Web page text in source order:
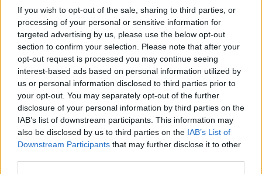
If you wish to opt-out of the sale, sharing to third parties, or
processing of your personal or sensitive information for
targeted advertising by us, please use the below opt-out
section to confirm your selection. Please note that after your
opt-out request is processed you may continue seeing
interest-based ads based on personal information utilized by
us or personal information disclosed to third parties prior to
your opt-out. You may separately opt-out of the further
disclosure of your personal information by third parties on the
IAB’s list of downstream participants. This information may
also be disclosed by us to third parties on the IAB’s List of
Downstream Participants that may further disclose it to other
Ajax dicht bij komst Arokodare: huurdeal met
koopoptie van 22 miljoen
Ajax helpt Burnley uit de brand met afgeknipte
sokken na blunder met tenues
Hakim Ziyech verhuurt opnieuw luxe
appartement op Amsterdamse Zuidas
Marcos Leonardo laat eerste indruk achter bij
Ajax: 'Hier gaan fans van genieten'